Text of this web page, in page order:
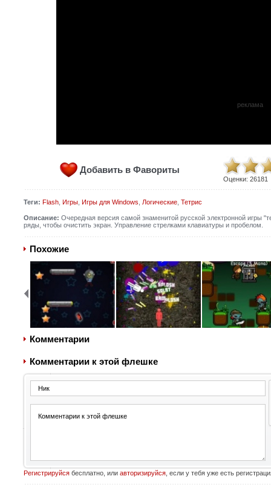
реклама
Добавить в Фавориты
Оценки: 26181
Теги: Flash, Игры, Игры для Windows Логические, Тетрис
Описание: Очередная версия самой знаменитой русской электронной игры
ряды, чтобы очистить экран. Управление стрелками клавиатуры и пробелом.
Похожие
Комментарии
Комментарии к этой флешке
Регистрируйсябесплатно, или авторизируйся, если у тебя уже есть